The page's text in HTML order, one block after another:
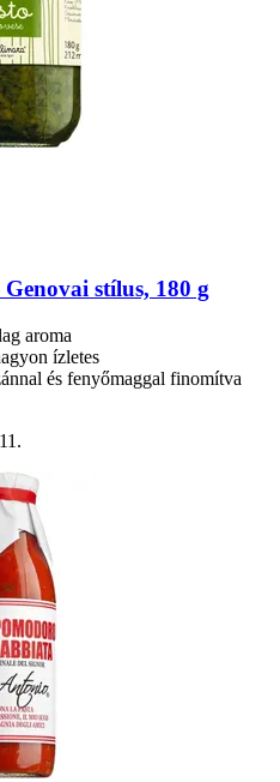
Genovai stílus, 180 g
aroma
ízletes
és fenyőmaggal finomítva